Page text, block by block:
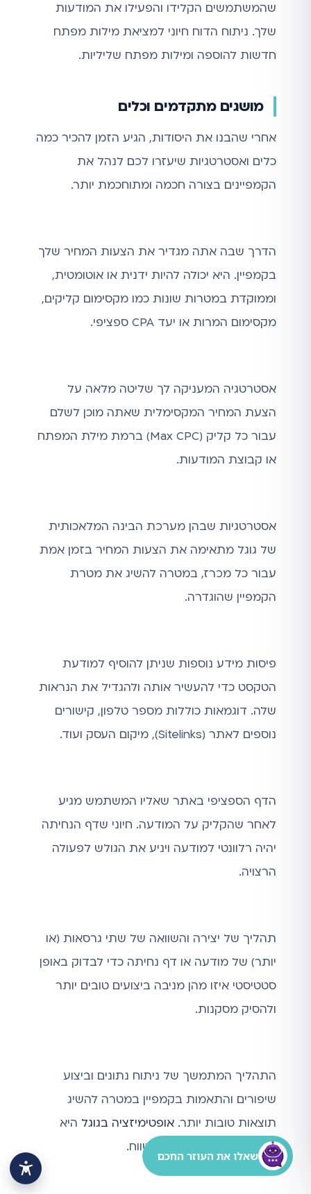
שהמשתמשים הקלידו והפעילו את המודעות
שלך. ניתוח הדוח חיוני למציאת מילות מפתח
חדשות להוספה ומילות מפתח שליליות.
מושגים מתקדמים וכלים
אחרי שהבנו את היסודות, הגיע הזמן להכיר כמה
כלים ואסטרטגיות שיעזרו לכם לנהל את
הקמפיינים בצורה חכמה ומתוחכמת יותר.
הדרך שבה אתה מגדיר את הצעות המחיר שלך
בקמפיין. היא יכולה להיות ידנית או אוטומטית,
וממוקדת במטרות שונות כמו מקסימום קליקים,
מקסימום המרות או יעד CPA ספציפי.
אסטרטגיה המעניקה לך שליטה מלאה על
הצעת המחיר המקסימלית שאתה מוכן לשלם
עבור כל קליק (Max CPC) ברמת מילת המפתח
או קבוצת המודעות.
אסטרטגיות שבהן מערכת הבינה המלאכותית
של גוגל מתאימה את הצעות המחיר בזמן אמת
עבור כל מכרז, במטרה להשיג את מטרת
הקמפיין שהוגדרה.
פיסות מידע נוספות שניתן להוסיף למודעת
הטקסט כדי להעשיר אותה ולהגדיל את הנראות
שלה. דוגמאות כוללות מספר טלפון, קישורים
נוספים לאתר (Sitelinks), מיקום העסק ועוד.
הדף הספציפי באתר שאליו המשתמש מגיע
לאחר שהקליק על המודעה. חיוני שדף הנחיתה
יהיה רלוונטי למודעה ויניע את הגולש לפעולה
הרצויה.
תהליך של יצירה והשוואה של שתי גרסאות (או
יותר) של מודעה או דף נחיתה כדי לבדוק באופן
סטטיסטי איזו מהן מניבה ביצועים טובים יותר
ולהסיק מסקנות.
התהליך המתמשך של ניתוח נתונים וביצוע
שיפורים והתאמות בקמפיין במטרה להשיג
תוצאות טובות יותר. אופטימיזציה בגוגל היא
המפתח להצלחה ארוכת טווח.
שאלו את העוזר החכם